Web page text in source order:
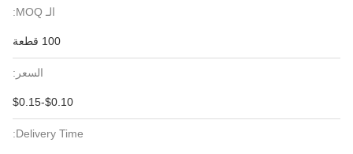
الـ MOQ:
100 قطعة
السعر:
$0.10-$0.15
Delivery Time: